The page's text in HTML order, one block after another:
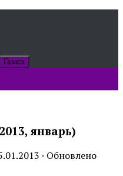
январь)
· Обновлено